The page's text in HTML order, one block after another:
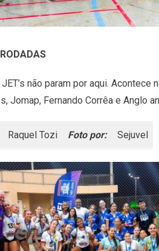
não param por aqui.
Jomap, Fernando Corrêa e Anglo
Raquel Tozi Foto por: Sejuvel